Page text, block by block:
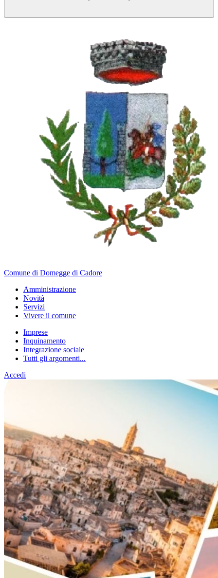
Comune di Domegge di Cadore
Amministrazione
Novità
Servizi
Vivere il comune
Imprese
Inquinamento
Integrazione sociale
Tutti gli argomenti...
Accedi